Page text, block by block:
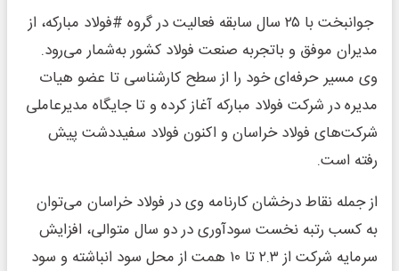
جوانبخت با ۲۵ سال سابقه فعالیت در گروه #فولاد مبارکه، از
مدیران موفق و باتجربه صنعت فولاد کشور به‌شمار می‌رود.
وی مسیر حرفه‌ای خود را از سطح کارشناسی تا عضو هیات
مدیره در شرکت فولاد مبارکه آغاز کرده و تا جایگاه مدیرعاملی
شرکت‌های فولاد خراسان و اکنون فولاد سفیددشت پیش
رفته است.
از جمله نقاط درخشان کارنامه وی در فولاد خراسان می‌توان
به کسب رتبه نخست سودآوری در دو سال متوالی، افزایش
سرمایه شرکت از ۲.۳ تا ۱۰ همت از محل سود انباشته و سود